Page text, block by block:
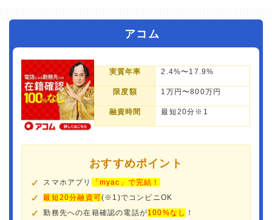
アコム
実質年率 2.4%〜17.9%
限度額 1万円〜800万円
融資時間 最短20分※1
おすすめポイント
スマホアプリ
「myac」で完結！
最短20分融資可(※1)でコンビニOK
勤務先への在籍確認の電話が100%なし ！